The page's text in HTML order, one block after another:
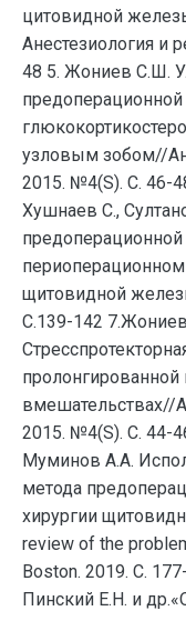
цитовидной
Анестезиология и
48 5. Жониев С.Ш.
узловым зобом//
2015. №4(S). С. 46-
Хушнаев С.,
предоперационной
щитовидной
С.139-142
вмешательствах//
2015. №4(S). С. 44-
Муминов А.А.
метода
хирургии
review of the
Boston. 2019. С.
Пинский Е.Н. и